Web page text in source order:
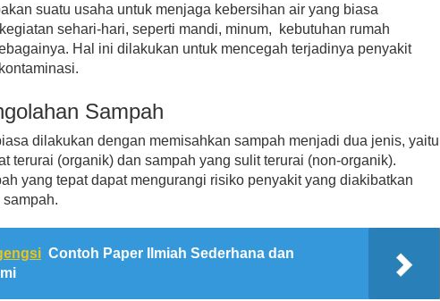
suatu usaha untuk menjaga kebersihan air yang biasa
sehari-hari, seperti mandi, minum, kebutuhan rumah
Hal ini dilakukan untuk mencegah terjadinya penyakit
Sampah
dilakukan dengan memisahkan sampah menjadi dua jenis, yaitu
terurai (organik) dan sampah yang sulit terurai (non-organik).
yang tepat dapat mengurangi risiko penyakit yang diakibatkan
Contoh Paper Ilmiah Sederhana dan